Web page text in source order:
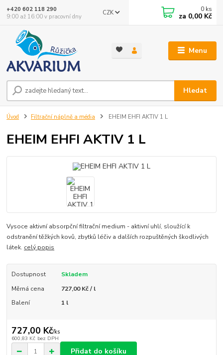
Menu
CZK
Hledat
+420 602 118 290
9:00 až 16:00 v pracovní dny
0 ks
za 0,00 Kč
Úvod Filtrační náplně a média EHEIM EHFI AKTIV 1 L
EHEIM EHFI AKTIV 1 L
Vysoce aktivní absorpční filtrační medium - aktivní uhlí, sloužící k
odstranění těžkých kovů, zbytků léčiv a dalších rozpuštěných škodlivých
látek. celý popis
Dostupnost
Skladem
Měrná cena
727,00 Kč / l
Balení
1 l
727,00 Kč/ks
600,83 Kč bez DPH
Přidat do košíku